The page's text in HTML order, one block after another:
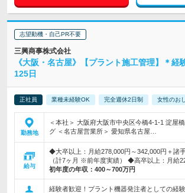
志望動機・自己PR不要
三興商事株式会社
《大阪・名古屋》【プラント施工管理】＊経
125日
正社員 業種未経験OK 完全週休2日制 女性のお
勤務地
＜本社＞ 大阪府大阪市中央区今橋4-1-1 淀屋
グ ＜名古屋営業所＞ 愛知県名古屋…
給与
◆大卒以上：月給278,000円～342,000円＋諸
（計7ヶ月 ※前年度実績） ◆高卒以上：月給
初年度の年収： 400～700万円
経験者歓迎！プラント機器発注者としての経